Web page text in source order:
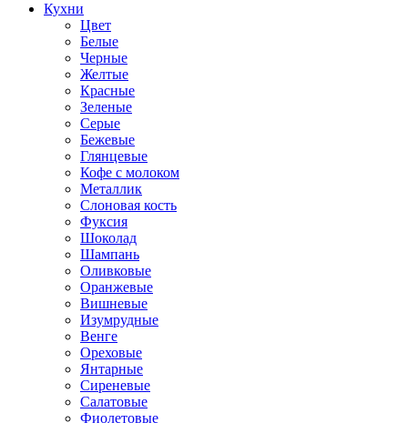
Кухни
Цвет
Белые
Черные
Желтые
Красные
Зеленые
Серые
Бежевые
Глянцевые
Кофе с молоком
Металлик
Слоновая кость
Фуксия
Шоколад
Шампань
Оливковые
Оранжевые
Вишневые
Изумрудные
Венге
Ореховые
Янтарные
Сиреневые
Салатовые
Фиолетовые